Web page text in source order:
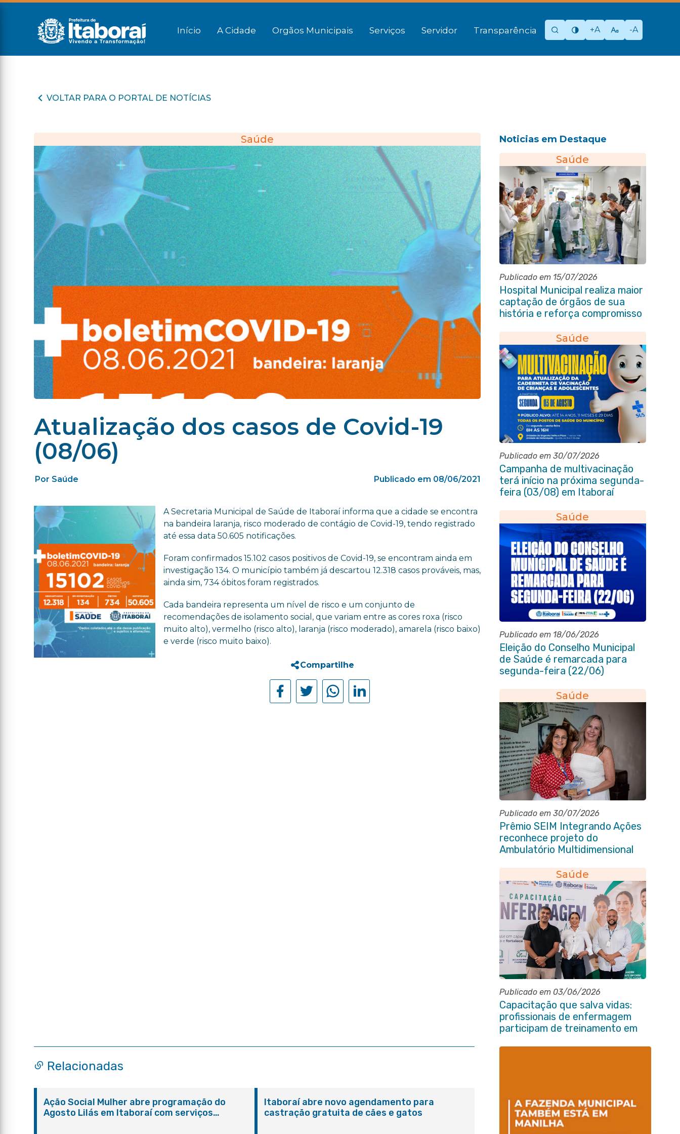
Início A Cidade Orgãos Municipais Serviços Servidor Transparência +A -A
VOLTAR PARA O PORTAL DE NOTÍCIAS
Saúde
Atualização dos casos de Covid-19
(08/06)
Por Saúde Publicado em 08/06/2021
A Secretaria Municipal de Saúde de Itaboraí informa que a cidade se encontra
na bandeira laranja, risco moderado de contágio de Covid-19, tendo registrado
até essa data 50.605 notificações.
Foram confirmados 15.102 casos positivos de Covid-19, se encontram ainda em
investigação 134. O município também já descartou 12.318 casos prováveis, mas,
ainda sim, 734 óbitos foram registrados.
Cada bandeira representa um nível de risco e um conjunto de
recomendações de isolamento social, que variam entre as cores roxa (risco
muito alto), vermelho (risco alto), laranja (risco moderado), amarela (risco baixo)
e verde (risco muito baixo).
Compartilhe
Noticias em Destaque
Saúde
Publicado em 15/07/2026
Hospital Municipal realiza maior
captação de órgãos de sua
história e reforça compromisso
Saúde
Publicado em 30/07/2026
Campanha de multivacinação
terá início na próxima segunda-
feira (03/08) em Itaboraí
Saúde
Publicado em 18/06/2026
Eleição do Conselho Municipal
de Saúde é remarcada para
segunda-feira (22/06)
Saúde
Publicado em 30/07/2026
Prêmio SEIM Integrando Ações
reconhece projeto do
Ambulatório Multidimensional
Saúde
Publicado em 03/06/2026
Capacitação que salva vidas:
profissionais de enfermagem
participam de treinamento em
Relacionadas
Ação Social Mulher abre programação do
Agosto Lilás em Itaboraí com serviços
Itaboraí abre novo agendamento para
castração gratuita de cães e gatos